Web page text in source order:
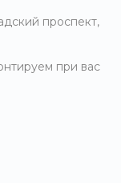
проспект,
при вас